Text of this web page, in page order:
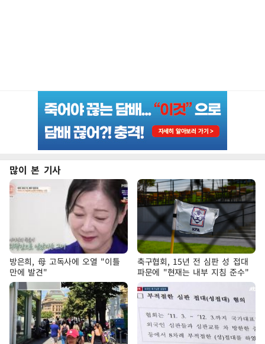
많이 본 기사
방은희, 母 고독사에 오열 "이틀
만에 발견"
축구협회, 15년 전 심판 성 접대
파문에 "현재는 내부 지침 준수"